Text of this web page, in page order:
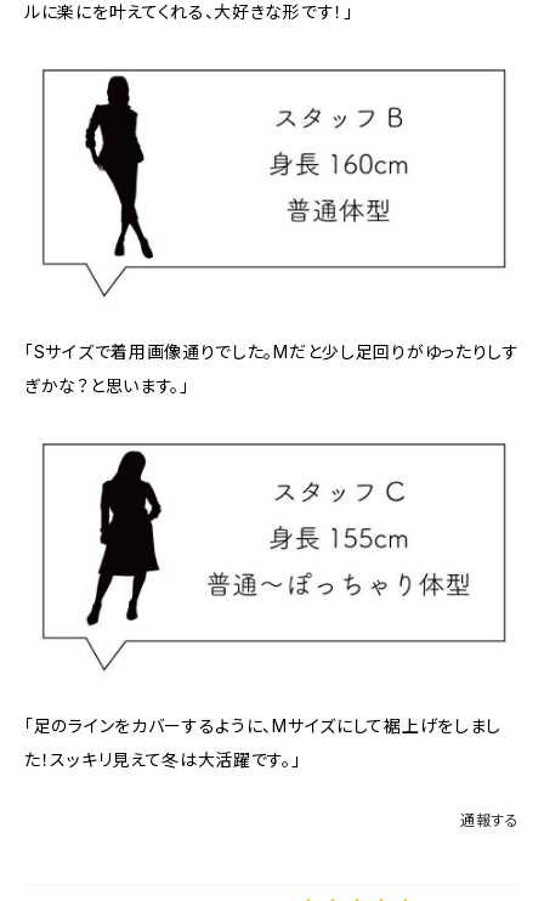
ルに楽にを叶えてくれる、大好きな形です！」
「Sサイズで着用画像通りでした。Mだと少し足回りがゆったりしす
ぎかな？と思います。」
「足のラインをカバーするように、Mサイズにして裾上げをしまし
た！スッキリ見えて冬は大活躍です。」
通報する